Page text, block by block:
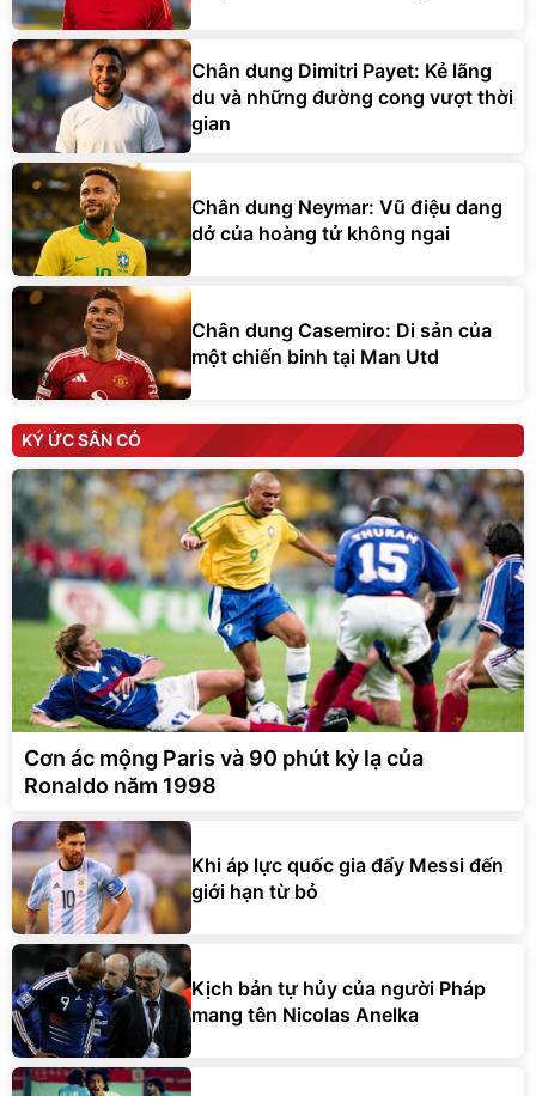
Chân dung Dimitri Payet: Kẻ lãng
du và những đường cong vượt thời
gian
Chân dung Neymar: Vũ điệu dang
dở của hoàng tử không ngai
Chân dung Casemiro: Di sản của
một chiến binh tại Man Utd
KÝ ỨC SÂN CỎ
Cơn ác mộng Paris và 90 phút kỳ lạ của
Ronaldo năm 1998
Khi áp lực quốc gia đẩy Messi đến
giới hạn từ bỏ
Kịch bản tự hủy của người Pháp
mang tên Nicolas Anelka